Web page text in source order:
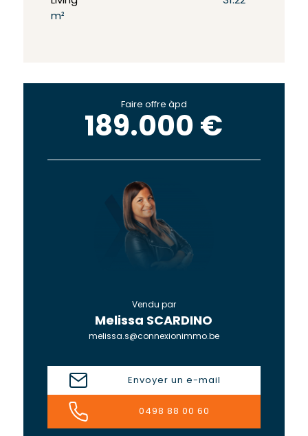
m²
Faire offre àpd
189.000 €
Vendu par
Melissa SCARDINO
melissa.s@connexionimmo.be
Envoyer un e-mail
0498 88 00 60